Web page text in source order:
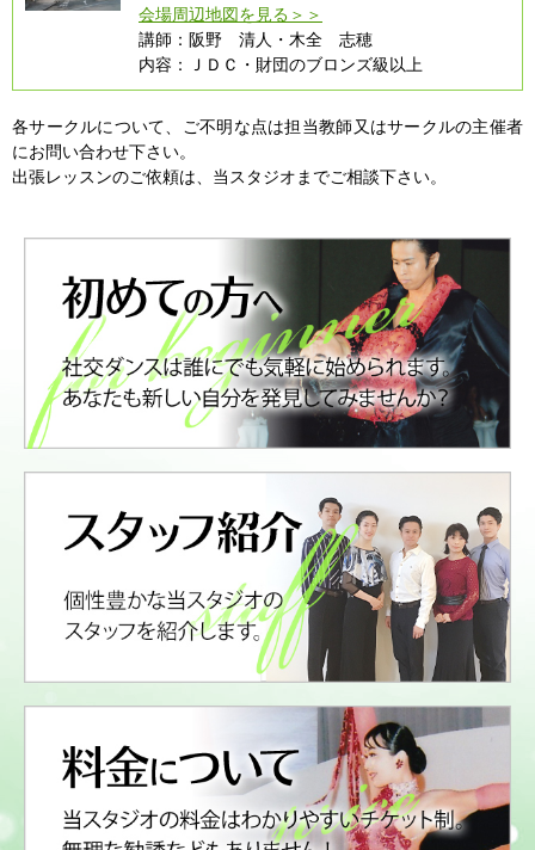
会場周辺地図を見る＞＞
講師：阪野 清人・木全 志穂
内容：ＪＤＣ・財団のブロンズ級以上
各サークルについて、ご不明な点は担当教師又はサークルの主催者
にお問い合わせ下さい。
出張レッスンのご依頼は、当スタジオまでご相談下さい。